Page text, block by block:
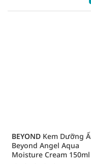
BEYOND Kem Dưỡng
Beyond Angel Aqua
Moisture Cream 150ml